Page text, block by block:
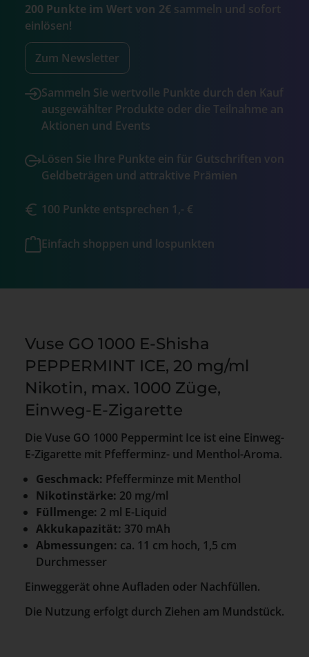
200 Punkte im Wert von 2€ sammeln und sofort
einlösen!
Zum Newsletter
Sammeln Sie wertvolle Punkte durch den Kauf
ausgewählter Produkte oder die Teilnahme an
Aktionen und Events
Lösen Sie Ihre Punkte ein für Gutschriften von
Geldbeträgen und attraktive Prämien
100 Punkte entsprechen 1,- €
Einfach shoppen und lospunkten
Vuse GO 1000 E-Shisha
PEPPERMINT ICE, 20 mg/ml
Nikotin, max. 1000 Züge,
Einweg-E-Zigarette
Die Vuse GO 1000 Peppermint Ice ist eine Einweg-
E-Zigarette mit Pfefferminz- und Menthol-Aroma.
Geschmack: Pfefferminze mit Menthol
Nikotinstärke: 20 mg/ml
Füllmenge: 2 ml E-Liquid
Akkukapazität: 370 mAh
Abmessungen: ca. 11 cm hoch, 1,5 cm
Durchmesser
Einweggerät ohne Aufladen oder Nachfüllen.
Die Nutzung erfolgt durch Ziehen am Mundstück.